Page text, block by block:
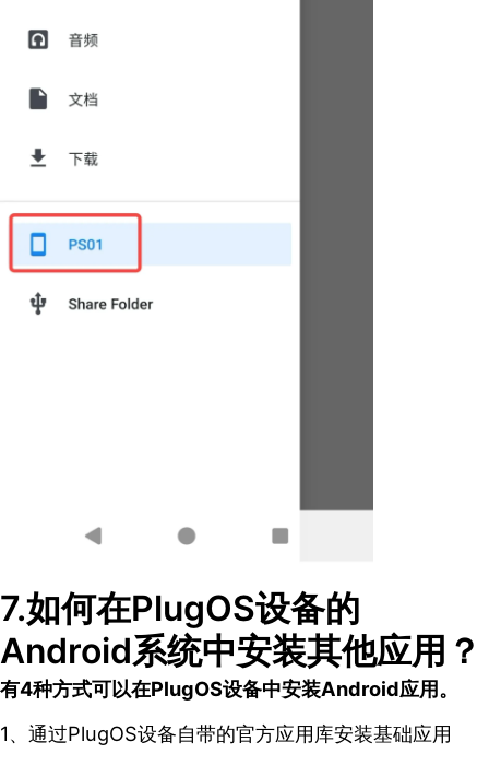
7.如何在PlugOS设备的
Android系统中安装其他应用？
有4种方式可以在PlugOS设备中安装Android应用。
1、通过PlugOS设备自带的官方应用库安装基础应用